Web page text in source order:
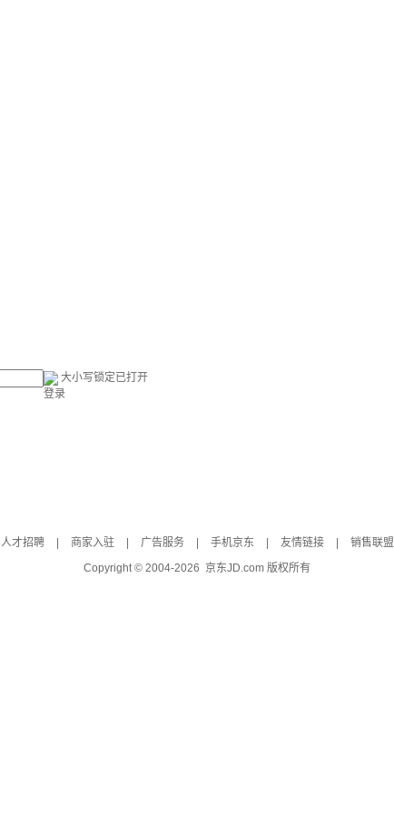
大小写锁定已打开
登录
人才招聘 商家入驻 广告服务 手机京东 友情链接 销售联盟
Copyright © 2004-2026 京东JD.com 版权所有